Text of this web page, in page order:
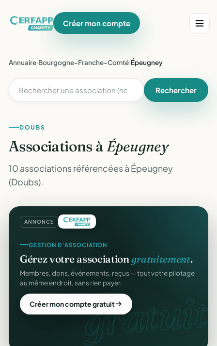
Créer mon compte
Annuaire›Bourgogne-Franche-Comté›Épeugney
Rechercher
DOUBS
Associations àÉpeugney
10 associations référencées à Épeugney
(Doubs).
ANNONCE
gratuit.
GESTION D'ASSOCIATION
Gérez votre associationgratuitement.
Membres, dons, événements, reçus — tout votre pilotage
au même endroit, sans rien payer.
Créer mon compte gratuit